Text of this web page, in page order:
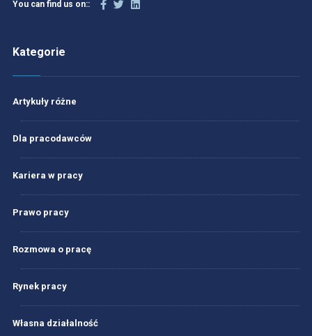
You can find us on::
Kategorie
Artykuły różne
Dla pracodawców
Kariera w pracy
Prawo pracy
Rozmowa o pracę
Rynek pracy
Własna działalność